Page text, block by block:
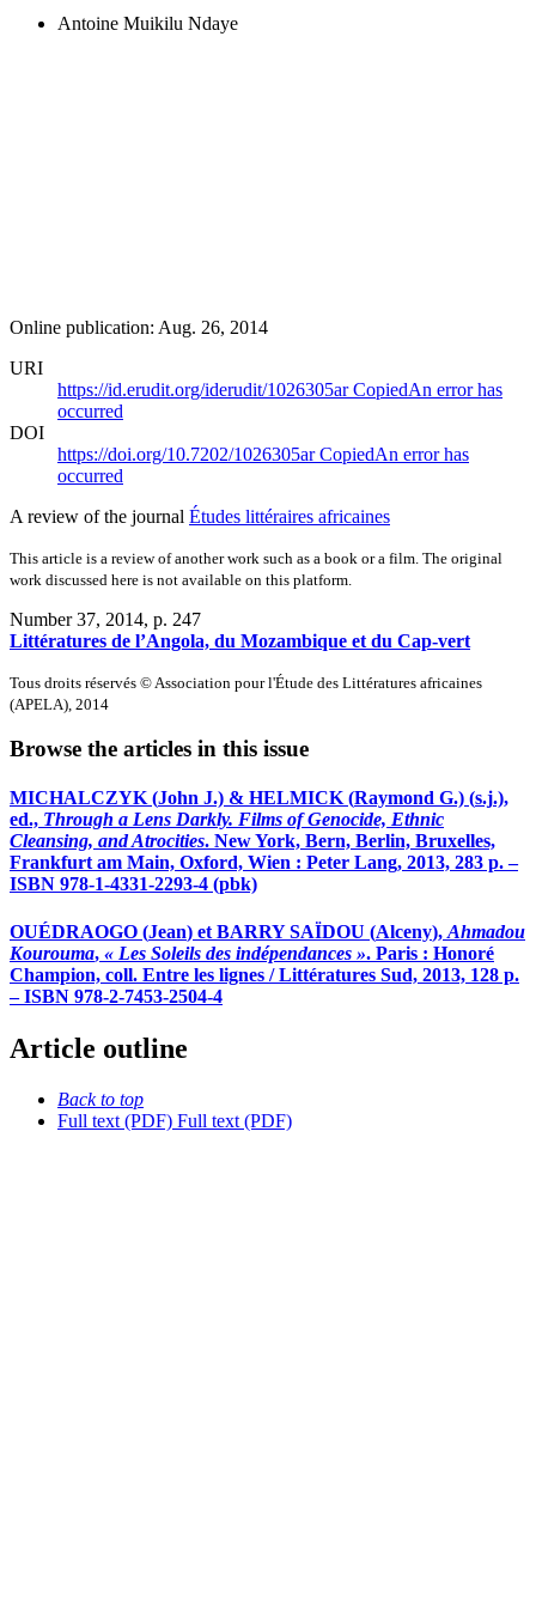
Antoine Muikilu Ndaye
Online publication: Aug. 26, 2014
URI
https://id.erudit.org/iderudit/1026305arCopiedAn error has
occurred
DOI
https://doi.org/10.7202/1026305arCopiedAn error has
occurred
A review of the journal Études littéraires africaines
This article is a review of another work such as a book or a film. The original
work discussed here is not available on this platform.
Number 37, 2014, p. 247
Littératures de l’Angola, du Mozambique et du Cap-vert
Tous droits réservés © Association pour l'Étude des Littératures africaines
(APELA), 2014
Browse the articles in this issue
MICHALCZYK (John J.) & HELMICK (Raymond G.) (s.j.),
ed., Through a Lens Darkly. Films of Genocide, Ethnic
Cleansing, and Atrocities. New York, Bern, Berlin, Bruxelles,
Frankfurt am Main, Oxford, Wien : Peter Lang, 2013, 283 p. –
ISBN 978-1-4331-2293-4 (pbk)
OUÉDRAOGO (Jean) et BARRY SAÏDOU (Alceny), Ahmadou
Kourouma, « Les Soleils des indépendances ». Paris : Honoré
Champion, coll. Entre les lignes / Littératures Sud, 2013, 128 p.
– ISBN 978-2-7453-2504-4
Article outline
Back to top
Full text (PDF) Full text (PDF)